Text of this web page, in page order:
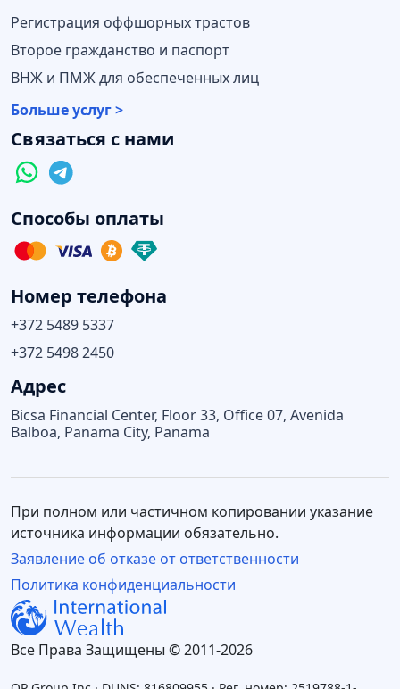
Регистрация оффшорных трастов
Второе гражданство и паспорт
ВНЖ и ПМЖ для обеспеченных лиц
Больше услуг >
Связаться с нами
Способы оплаты
Номер телефона
+372 5489 5337
+372 5498 2450
Адрес
Bicsa Financial Center, Floor 33, Office 07, Avenida
Balboa, Panama City, Panama
Все Права Защищены © 2011-2026
Политика конфиденциальности
При полном или частичном копировании указание
источника информации обязательно.
Заявление об отказе от ответственности